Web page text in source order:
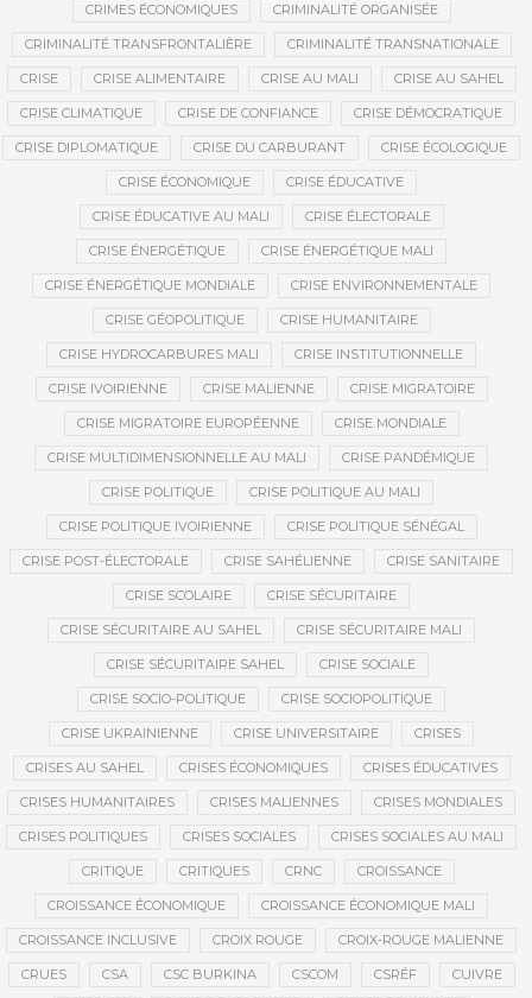
CRIMES ÉCONOMIQUES CRIMINALITÉ ORGANISÉE
CRIMINALITÉ TRANSFRONTALIÈRE CRIMINALITÉ TRANSNATIONALE
CRISE CRISE ALIMENTAIRE CRISE AU MALI CRISE AU SAHEL
CRISE CLIMATIQUE CRISE DE CONFIANCE CRISE DÉMOCRATIQUE
CRISE DIPLOMATIQUE CRISE DU CARBURANT CRISE ÉCOLOGIQUE
CRISE ÉCONOMIQUE CRISE ÉDUCATIVE
CRISE ÉDUCATIVE AU MALI CRISE ÉLECTORALE
CRISE ÉNERGÉTIQUE CRISE ÉNERGÉTIQUE MALI
CRISE ÉNERGÉTIQUE MONDIALE CRISE ENVIRONNEMENTALE
CRISE GÉOPOLITIQUE CRISE HUMANITAIRE
CRISE HYDROCARBURES MALI CRISE INSTITUTIONNELLE
CRISE IVOIRIENNE CRISE MALIENNE CRISE MIGRATOIRE
CRISE MIGRATOIRE EUROPÉENNE CRISE MONDIALE
CRISE MULTIDIMENSIONNELLE AU MALI CRISE PANDÉMIQUE
CRISE POLITIQUE CRISE POLITIQUE AU MALI
CRISE POLITIQUE IVOIRIENNE CRISE POLITIQUE SÉNÉGAL
CRISE POST-ÉLECTORALE CRISE SAHÉLIENNE CRISE SANITAIRE
CRISE SCOLAIRE CRISE SÉCURITAIRE
CRISE SÉCURITAIRE AU SAHEL CRISE SÉCURITAIRE MALI
CRISE SÉCURITAIRE SAHEL CRISE SOCIALE
CRISE SOCIO-POLITIQUE CRISE SOCIOPOLITIQUE
CRISE UKRAINIENNE CRISE UNIVERSITAIRE CRISES
CRISES AU SAHEL CRISES ÉCONOMIQUES CRISES ÉDUCATIVES
CRISES HUMANITAIRES CRISES MALIENNES CRISES MONDIALES
CRISES POLITIQUES CRISES SOCIALES CRISES SOCIALES AU MALI
CRITIQUE CRITIQUES CRNC CROISSANCE
CROISSANCE ÉCONOMIQUE CROISSANCE ÉCONOMIQUE MALI
CROISSANCE INCLUSIVE CROIX ROUGE CROIX-ROUGE MALIENNE
CRUES CSA CSC BURKINA CSCOM CSRÉF CUIVRE